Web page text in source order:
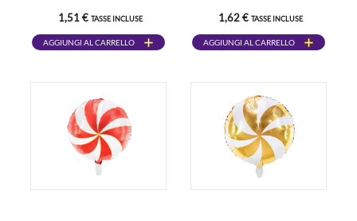
1,51 € TASSE INCLUSE
AGGIUNGI AL CARRELLO
1,62 € TASSE INCLUSE
AGGIUNGI AL CARRELLO